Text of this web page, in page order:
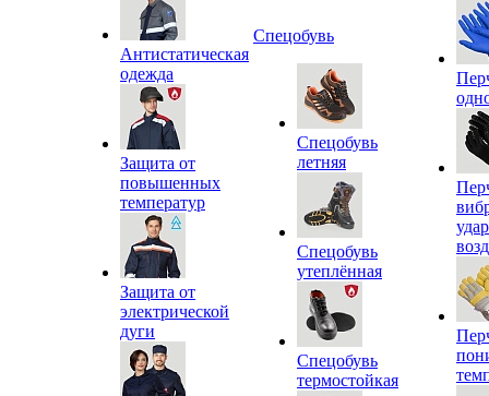
Антистатическая
одежда
Защита от
повышенных
температур
Защита от
электрической
дуги
Спецобувь
Спецобувь
летняя
Спецобувь
утеплённая
Спецобувь
термостойкая